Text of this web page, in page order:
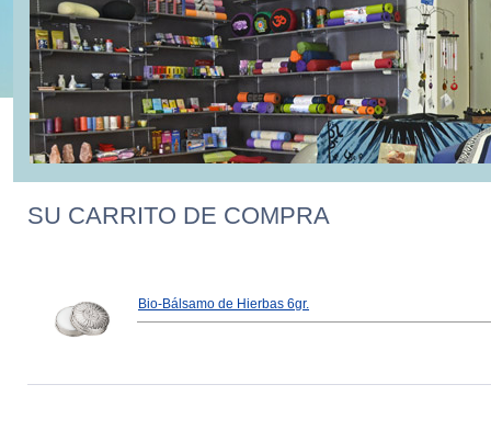
SU CARRITO DE COMPRA
Bio-Bálsamo de Hierbas 6gr.